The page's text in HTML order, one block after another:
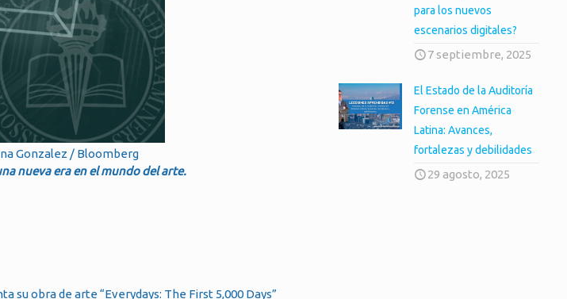
Gonzalez / Bloomberg
nueva era en el mundo del arte.
obra de arte “Everydays: The First 5,000 Days”
para los nuevos
escenarios digitales?
7 septiembre, 2025
El Estado de la Auditoría
Forense en América
Latina: Avances,
fortalezas y debilidades
29 agosto, 2025